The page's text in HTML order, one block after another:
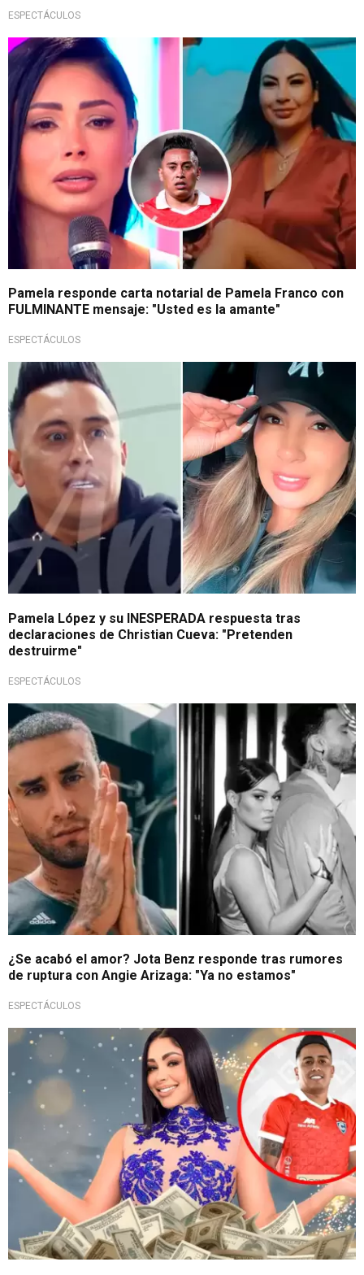
ESPECTÁCULOS
No se rectificará
Pamela responde carta notarial de Pamela Franco con
FULMINANTE mensaje: "Usted es la amante"
ESPECTÁCULOS
¡Se defiende!
Pamela López y su INESPERADA respuesta tras
declaraciones de Christian Cueva: "Pretenden
destruirme"
ESPECTÁCULOS
¿Oficializó su final?
¿Se acabó el amor? Jota Benz responde tras rumores
de ruptura con Angie Arizaga: "Ya no estamos"
ESPECTÁCULOS
¿La incondicional?